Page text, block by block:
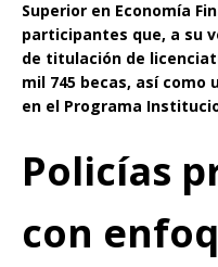
Superior en Economía
participantes que, a su
de titulación de
mil 745 becas, así como
en el Programa
Policías
con